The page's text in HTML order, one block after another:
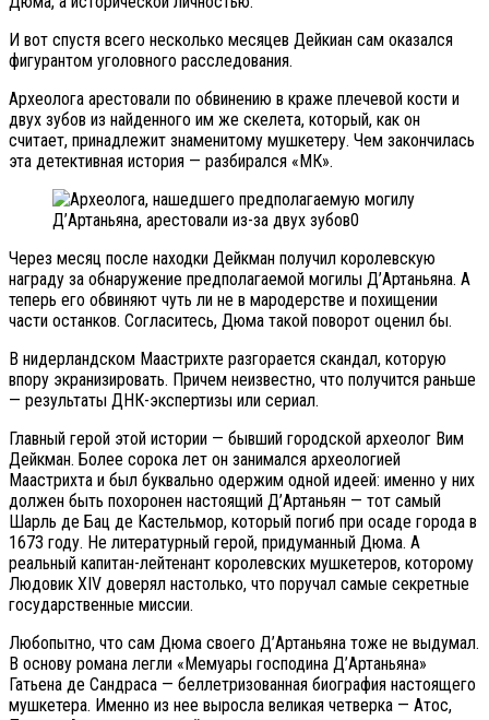
И вот спустя всего несколько месяцев Дейкиан сам оказался
фигурантом уголовного расследования.
Археолога арестовали по обвинению в краже плечевой кости и
двух зубов из найденного им же скелета, который, как он
считает, принадлежит знаменитому мушкетеру. Чем закончилась
эта детективная история — разбирался «МК».
Через месяц после находки Дейкман получил королевскую
награду за обнаружение предполагаемой могилы Д’Артаньяна. А
теперь его обвиняют чуть ли не в мародерстве и похищении
части останков. Согласитесь, Дюма такой поворот оценил бы.
В нидерландском Маастрихте разгорается скандал, которую
впору экранизировать. Причем неизвестно, что получится раньше
— результаты ДНК-экспертизы или сериал.
Главный герой этой истории — бывший городской археолог Вим
Дейкман. Более сорока лет он занимался археологией
Маастрихта и был буквально одержим одной идеей: именно у них
должен быть похоронен настоящий Д’Артаньян — тот самый
Шарль де Бац де Кастельмор, который погиб при осаде города в
1673 году. Не литературный герой, придуманный Дюма. А
реальный капитан-лейтенант королевских мушкетеров, которому
Людовик XIV доверял настолько, что поручал самые секретные
государственные миссии.
Любопытно, что сам Дюма своего Д’Артаньяна тоже не выдумал.
В основу романа легли «Мемуары господина Д’Артаньяна»
Гатьена де Сандраса — беллетризованная биография настоящего
мушкетера. Именно из нее выросла великая четверка — Атос,